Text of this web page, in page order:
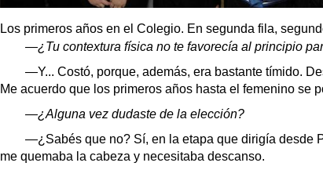
Los primeros años en el Colegio. En segunda fila,
—¿Tu contextura física no te favorecía al principio
—Y... Costó, porque, además, era bastante tímido.
Me acuerdo que los primeros años hasta el femenino se
—¿Alguna vez dudaste de la elección?
—¿Sabés que no? Sí, en la etapa que dirigía desde
me quemaba la cabeza y necesitaba descanso.